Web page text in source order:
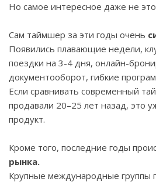
Но самое интересное даже не
Сам таймшер за эти годы очень
Появились плавающие недели,
поездки на 3-4 дня, онлайн-
документооборот, гибкие
Если сравнивать современный
продавали 20–25 лет назад, это
продукт.
Кроме того, последние годы
рынка.
Крупные международные группы